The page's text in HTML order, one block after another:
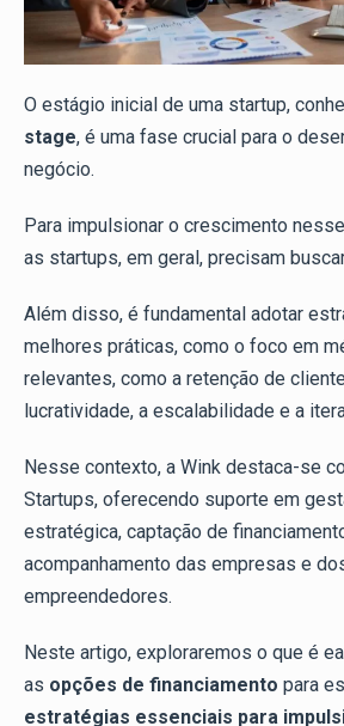
O estágio inicial de uma startup,
stage, é uma fase crucial para o
negócio.
Para impulsionar o crescimento
as startups, em geral, precisam
Além disso, é fundamental adotar
melhores práticas, como o foco em
relevantes, como a retenção de
lucratividade, a escalabilidade e a
Nesse contexto, a Wink destaca-se
Startups, oferecendo suporte em
estratégica, captação de
acompanhamento das empresas e
empreendedores.
Neste artigo, exploraremos o que é
as opções de financiamento para
estratégias essenciais para